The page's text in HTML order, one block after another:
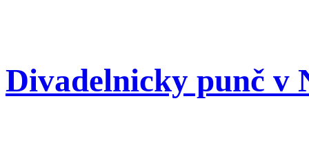
Divadelnicky punč v